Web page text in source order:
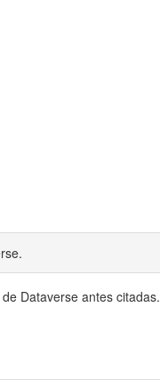
Dataverse antes citadas.